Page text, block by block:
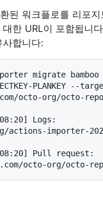
된 워크플로를 리포
한 URL이 포함됩니
합니다:
migrate
PLANKEY --
octo-org/octo-
Logs:
actions-importer-
Pull request: